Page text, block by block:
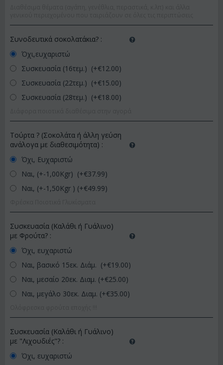
Συνοδευτικά σοκολατάκια? :
Όχι,ευχαριστώ
Συσκευασία (16τεμ.) (+€12.00)
Συσκευασία (22τεμ.) (+€15.00)
Συσκευασία (28τεμ.) (+€18.00)
Τούρτα ? (Σοκολάτα ή άλλη γεύση
ανάλογα με διαθεσιμότητα) :
Όχι, Ευχαριστώ
Ναι, (+-1,00Kgr) (+€37.99)
Ναι, (+-1,50Kgr ) (+€49.99)
Συσκευασία (Καλάθι ή Γυάλινο)
με Φρούτα? :
Όχι, ευχαριστώ
Ναι, βασικό 15εκ. Διάμ. (+€19.00)
Ναι, μεσαίο 20εκ. Διαμ. (+€25.00)
Ναι, μεγάλο 30εκ. Διαμ. (+€35.00)
Συσκευασία (Καλάθι ή Γυάλινο)
με "Λιχουδιές"? :
Όχι, ευχαριστώ